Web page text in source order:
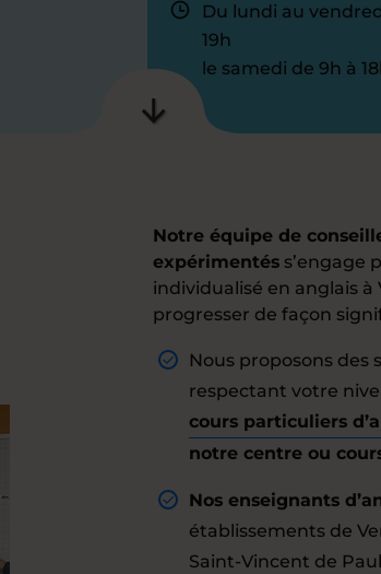
Du lundi au
19h
le samedi de 9h à
Notre équipe de
expérimentés s’engage
individualisé en anglais à
progresser de façon
Nous proposons des
respectant votre
cours particuliers
notre centre ou
Nos enseignants
établissements de
Saint-Vincent de